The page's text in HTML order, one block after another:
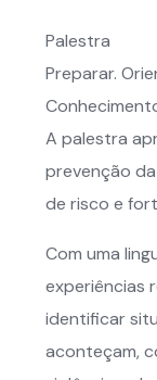
Palestra
Preparar.
A palestra
prevenção
de risco e
Com uma
experiências
identificar
aconteçam,